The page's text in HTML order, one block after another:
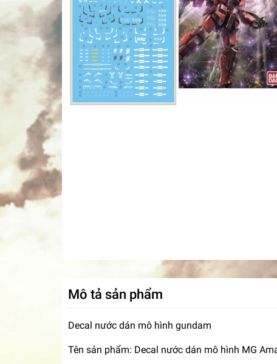
Mô tả sản phẩm
Decal nước dán mô hình gundam
Tên sản phẩm: Decal nước dán mô hình MG